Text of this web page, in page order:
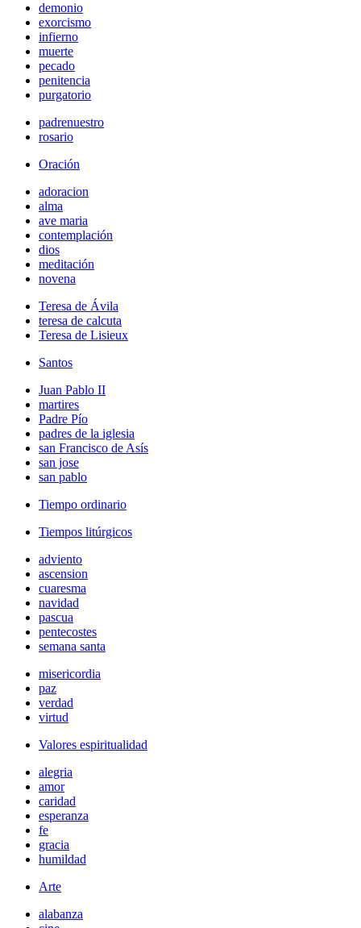
demonio
exorcismo
infierno
muerte
pecado
penitencia
purgatorio
padrenuestro
rosario
Oración
adoracion
alma
ave maria
contemplación
dios
meditación
novena
Teresa de Ávila
teresa de calcuta
Teresa de Lisieux
Santos
Juan Pablo II
martires
Padre Pío
padres de la iglesia
san Francisco de Asís
san jose
san pablo
Tiempo ordinario
Tiempos litúrgicos
adviento
ascension
cuaresma
navidad
pascua
pentecostes
semana santa
misericordia
paz
verdad
virtud
Valores espiritualidad
alegria
amor
caridad
esperanza
fe
gracia
humildad
Arte
alabanza